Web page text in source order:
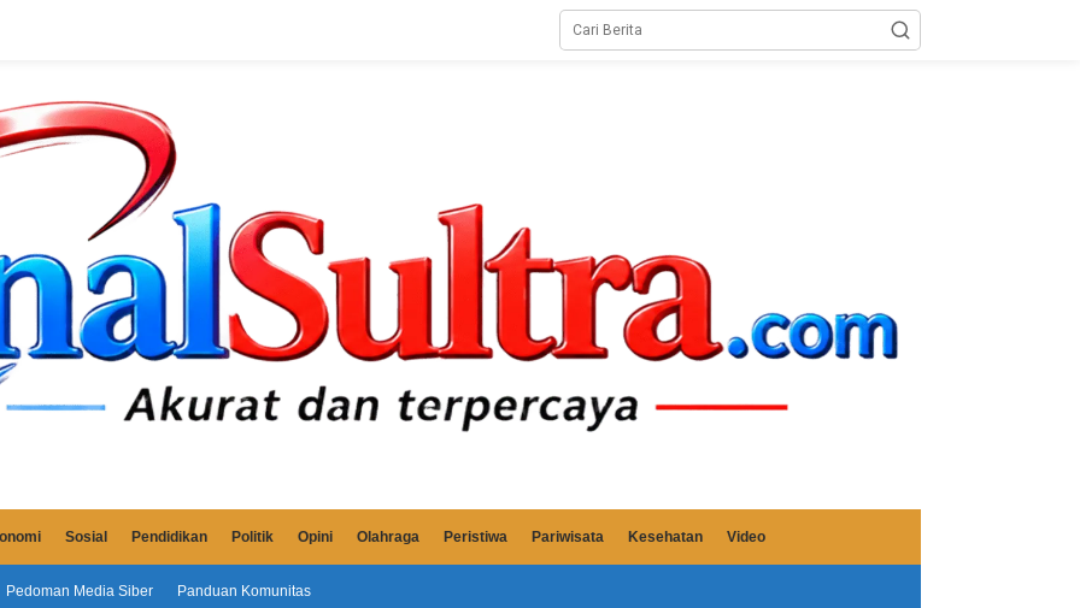
Sosial Pendidikan Politik Opini Olahraga Peristiwa Pariwisata Kesehatan Video
Pedoman Media Siber Panduan Komunitas